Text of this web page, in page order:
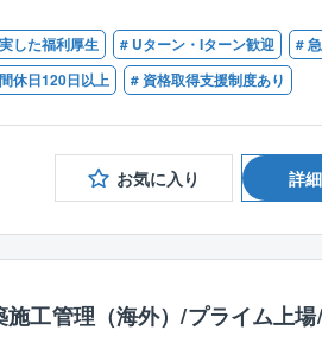
した福利厚生 # Uターン・Iターン歓迎 #
休日120日以上
# 資格取得支援制度あり
お気に入り 詳
施工管理（海外）/プライム上